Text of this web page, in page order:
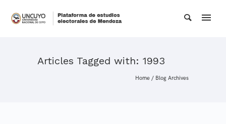
Articles Tagged with: 1993
Home / Blog Archives